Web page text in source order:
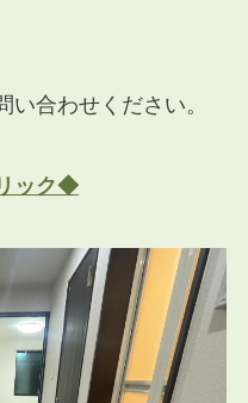
合わせください。
ック◆